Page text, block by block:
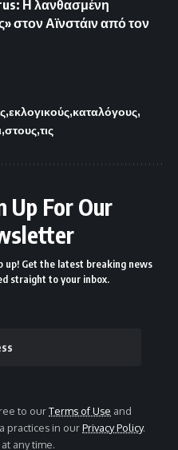
Η λανθασμένη
στον Αϊνστάιν από τον
εκλογικούς καταλόγους
στους τις
Up For Our
up! Get the latest breaking news
straight to your inbox.
to ourTerms of Use and
practices in ourPrivacy Policy.
any time.